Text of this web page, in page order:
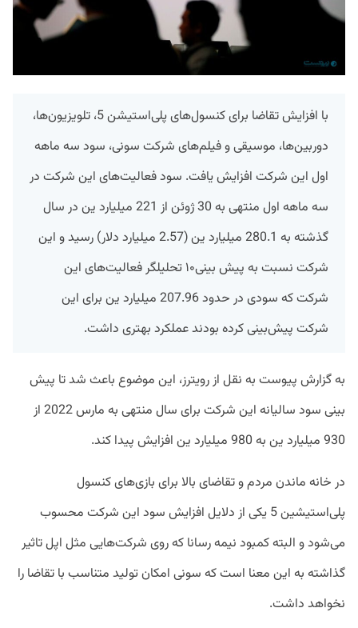
با افزایش تقاضا برای کنسول‌های پلی‌استیشن 5، تلویزیون‌ها،
دوربین‌ها، موسیقی و فیلم‌های شرکت سونی، سود سه ماهه
اول این شرکت افزایش یافت. سود فعالیت‌های این شرکت در
سه ماهه اول منتهی به 30 ژوئن از 221 میلیارد ین در سال
گذشته به 280.1 میلیارد ین (2.57 میلیارد دلار) رسید و این
شرکت نسبت به پیش بینی۱۰ تحلیلگر فعالیت‌های این
شرکت که سودی در حدود 207.96 میلیارد ین برای این
شرکت پیش‌بینی کرده بودند عملکرد بهتری داشت.
به گزارش پیوست به نقل از رویترز، این موضوع باعث شد تا پیش
بینی سود سالیانه این شرکت برای سال منتهی به مارس 2022 از
930 میلیارد ین به 980 میلیارد ین افزایش پیدا کند.
در خانه ماندن مردم و تقاضای بالا برای بازی‌های کنسول
پلی‌استیشین 5 یکی از دلایل افزایش سود این شرکت محسوب
می‌شود و البته کمبود نیمه رسانا که روی شرکت‌هایی مثل اپل تاثیر
گذاشته به این معنا است که سونی امکان تولید متناسب با تقاضا را
نخواهد داشت.